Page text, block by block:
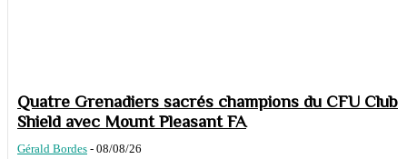
Quatre Grenadiers sacrés champions du CFU Club
Shield avec Mount Pleasant FA
Gérald Bordes - 08/08/26